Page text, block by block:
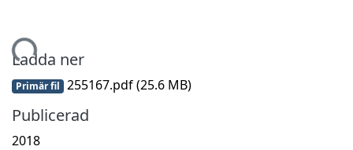
Ladda ner
Primär fil 255167.pdf(25.6 MB)
Publicerad
2018